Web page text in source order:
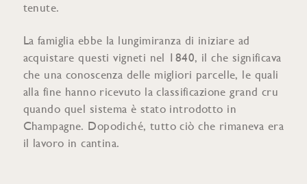
tenute.
La famiglia ebbe la lungimiranza di iniziare ad
acquistare questi vigneti nel 1840, il che significava
che una conoscenza delle migliori parcelle, le quali
alla fine hanno ricevuto la classificazione grand cru
quando quel sistema è stato introdotto in
Champagne. Dopodiché, tutto ciò che rimaneva era
il lavoro in cantina.